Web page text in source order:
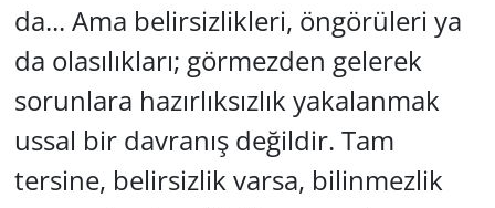
da... Ama belirsizlikleri, öngörüleri ya
da olasılıkları; görmezden gelerek
sorunlara hazırlıksızlık yakalanmak
ussal bir davranış değildir. Tam
tersine, belirsizlik varsa, bilinmezlik